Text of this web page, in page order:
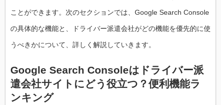
ことができます。次のセクションでは、Google Search Console
の具体的な機能と、ドライバー派遣会社がどの機能を優先的に使
うべきかについて、詳しく解説していきます。
Google Search Consoleはドライバー派
遣会社サイトにどう役立つ？便利機能ラ
ンキング